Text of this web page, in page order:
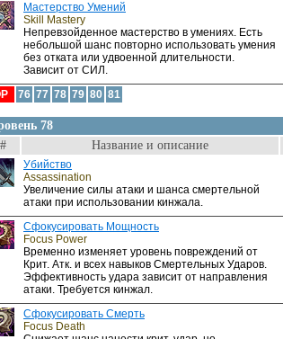
Мастерство Умений
Skill Mastery
Непревзойденное мастерство в умениях. Есть
небольшой шанс повторно использовать умения
без отката или удвоенной длительности.
Зависит от СИЛ.
76 77 78 79 80 81
78
Название и описание
Убийство
Assassination
Увеличение силы атаки и шанса смертельной
атаки при использовании кинжала.
Сфокусировать Мощность
Focus Power
Временно изменяет уровень повреждений от
Крит. Атк. и всех навыков Смертельных Ударов.
Эффективность удара зависит от направления
атаки. Требуется кинжал.
Сфокусировать Смерть
Focus Death